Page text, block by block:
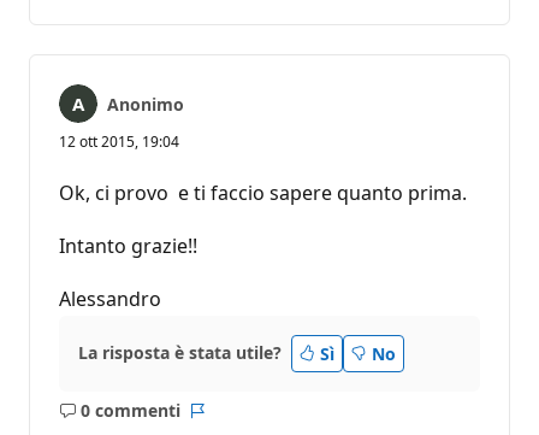
Anonimo
12 ott 2015, 19:04
Ok, ci provo e ti faccio sapere quanto prima.
Intanto grazie!!
Alessandro
La risposta è stata utile? Sì No
0 commenti
Nessun